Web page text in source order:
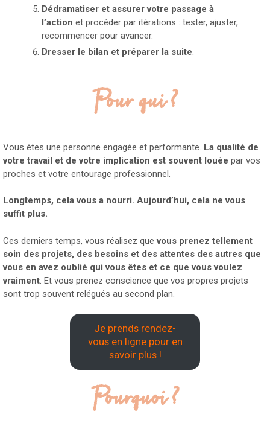
Dédramatiser et assurer votre passage à
l’action et procéder par itérations : tester, ajuster,
recommencer pour avancer.
Dresser le bilan et préparer la suite.
Pour qui ?
Vous êtes une personne engagée et performante. La qualité de
votre travail et de votre implication est souvent louée par vos
proches et votre entourage professionnel.
Longtemps, cela vous a nourri. Aujourd’hui, cela ne vous
suffit plus.
Ces derniers temps, vous réalisez quevous prenez tellement
soin des projets, des besoins et des attentes des autres que
vous en avez oublié qui vous êtes et ce que vous voulez
vraiment. Et vous prenez conscience que vos propres projets
sont trop souvent relégués au second plan.
Je prends rendez-
vous en ligne pour en
savoir plus !
Pourquoi ?